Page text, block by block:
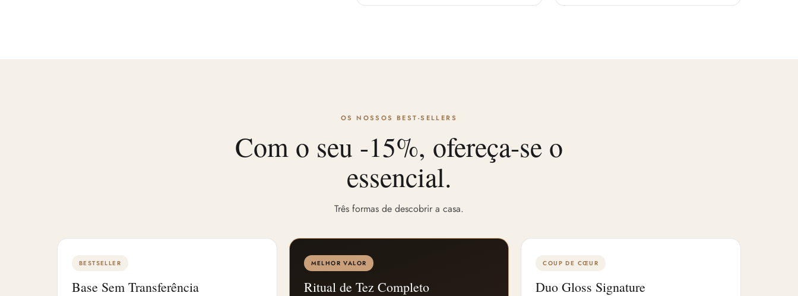
OS NOSSOS BEST-SELLERS
Com o seu -15%, ofereça-se o
essencial.
Três formas de descobrir a casa.
BESTSELLER
Base Sem Transferência
MELHOR VALOR
Ritual de Tez Completo
COUP DE CŒUR
Duo Gloss Signature